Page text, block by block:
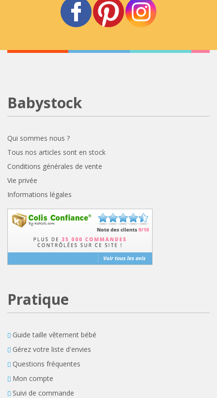
Babystock
Qui sommes nous ?
Tous nos articles sont en stock
Conditions générales de vente
Vie privée
Informations légales
Pratique
Guide taille vêtement bébé
Gérez votre liste d'envies
Questions fréquentes
Mon compte
Suivi de commande